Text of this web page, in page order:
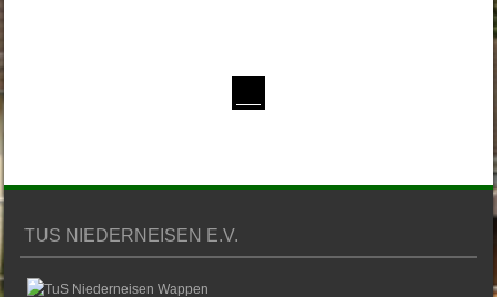
TUS NIEDERNEISEN E.V.